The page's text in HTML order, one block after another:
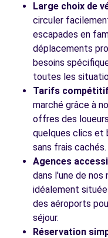
Large choix de
circuler
escapades en
déplacements
besoins
toutes les
Tarifs
marché grâce à
offres des
quelques clics et
sans frais cachés.
Agences
dans l'une de nos
idéalement
des aéroports
séjour.
Réservation